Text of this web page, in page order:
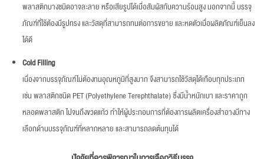
พลาสติกบางชนิดอาจละลาย หรือเสียรูปได้เมื่อสัมผัสกับความร้อนสูง นอกจากนี้ บรรจุ
ภัณฑ์ที่ใช้ต้องมีรูปทรง และวัสดุที่สามารถทนต่อการขยาย และหดตัวเมื่อผลิตภัณฑ์เย็นลง
ได้ดี
Cold Filling
เนื่องจากบรรจุภัณฑ์ไม่ต้องทนอุณหภูมิที่สูงมาก จึงสามารถใช้วัสดุได้เกือบทุกประเภท
เช่น พลาสติกชนิด PET (Polyethylene Terephthalate) ซึ่งมีน้ำหนักเบา และราคาถูก
หลอดพลาสติก ไปจนถึงขวดแก้ว ทำให้ผู้ประกอบการที่ต้องการผลิตเครื่องสำอางมีทาง
เลือกด้านบรรจุภัณฑ์ที่หลากหลาย และสามารถลดต้นทุนได้